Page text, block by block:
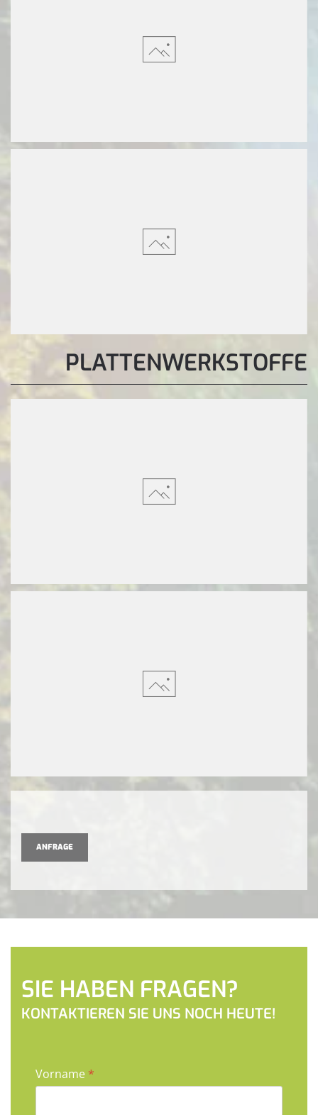
PLATTENWERKSTOFFE
ANFRAGE
SIE HABEN FRAGEN?
KONTAKTIEREN SIE UNS NOCH HEUTE!
Vorname *